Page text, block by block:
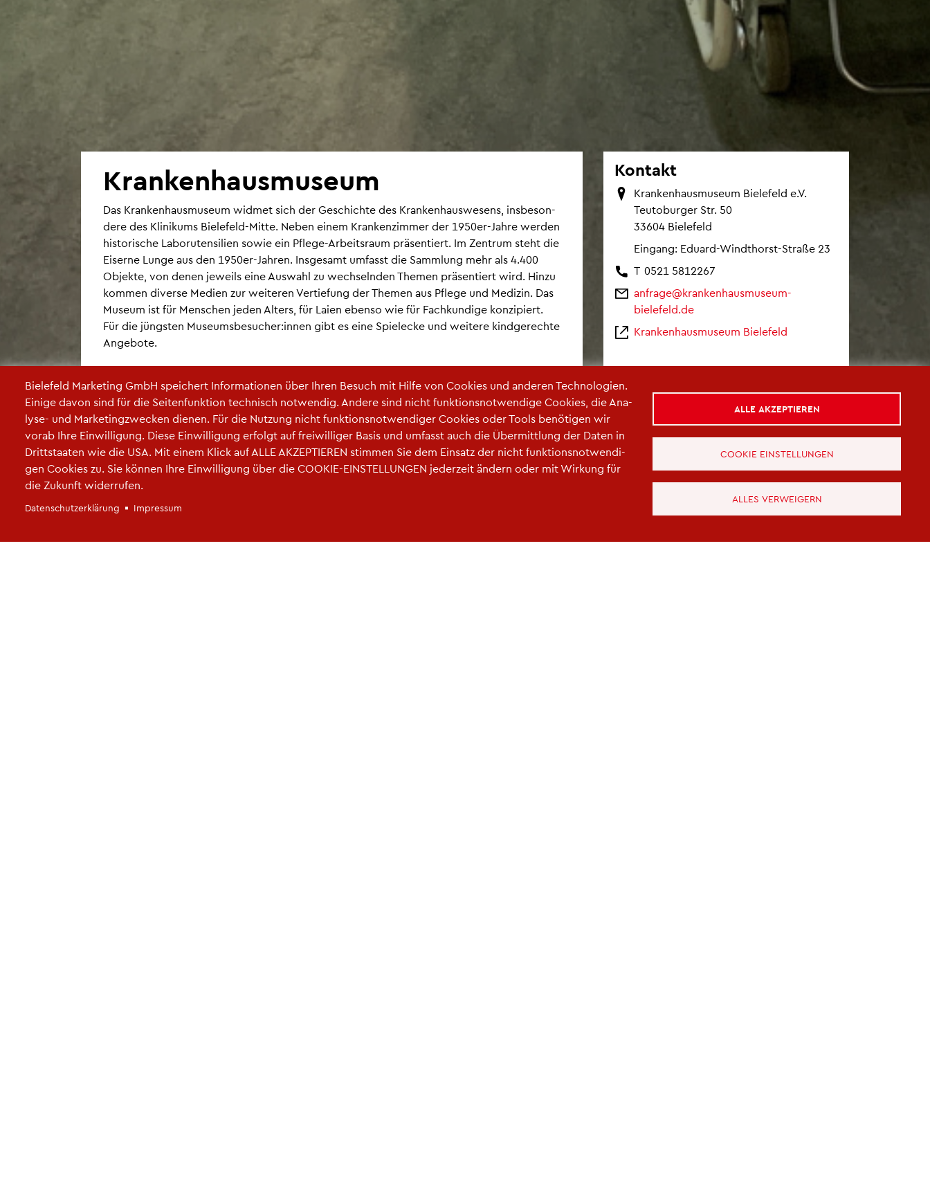
Kran­ken­haus­mu­se­um
Das Kran­ken­haus­mu­se­um wid­met sich der Ge­schich­te des Kran­ken­haus­we­sens, ins­be­son­
de­re des Kli­ni­kums Bie­le­feld-Mitte. Neben einem Kran­ken­zim­mer der 1950er-Jahre wer­den
his­to­ri­sche La­bo­r­uten­si­li­en sowie ein Pfle­ge-Ar­beits­raum prä­sen­tiert. Im Zen­trum steht die
Ei­ser­ne Lunge aus den 1950er-Jah­ren. Ins­ge­samt um­fasst die Samm­lung mehr als 4.400
Ob­jek­te, von denen je­weils eine Aus­wahl zu wech­seln­den The­men prä­sen­tiert wird. Hinzu
kom­men di­ver­se Me­di­en zur wei­te­ren Ver­tie­fung der The­men aus Pfle­ge und Me­di­zin. Das
Mu­se­um ist für Men­schen jeden Al­ters, für Laien eben­so wie für Fach­kun­di­ge kon­zi­piert.
Für die jüngs­ten Mu­se­ums­be­su­cher:innen gibt es eine Spiel­ecke und wei­te­re kind­ge­rech­te
An­ge­bo­te.
Kon­takt
Kran­ken­haus­mu­se­um Bie­le­feld e.V.
Teu­to­bur­ger Str. 50
33604 Bie­le­feld
Ein­gang: Edu­ard-Windthorst-Stra­ße 23
T 0521 5812267
an­fra­ge@​kra​nken​haus​muse​um-​
bielefeld.​de
Kran­ken­haus­mu­se­um Bie­le­feld
Bie­le­feld Mar­ke­ting GmbH spei­chert In­for­ma­tio­nen über Ihren Be­such mit Hilfe von Coo­kies und an­de­ren Tech­no­lo­gi­en.
Ei­ni­ge davon sind für die Sei­ten­funk­ti­on tech­nisch not­wen­dig. An­de­re sind nicht funk­ti­ons­not­wen­di­ge Coo­kies, die Ana­
ly­se- und Mar­ke­ting­zwe­cken die­nen. Für die Nut­zung nicht funk­ti­ons­not­wen­di­ger Coo­kies oder Tools be­nö­ti­gen wir
vorab Ihre Ein­wil­li­gung. Diese Ein­wil­li­gung er­folgt auf frei­wil­li­ger Basis und um­fasst auch die Über­mitt­lung der Daten in
Dritt­staa­ten wie die USA. Mit einem Klick auf ALLE AK­ZEP­TIE­REN stim­men Sie dem Ein­satz der nicht funk­ti­ons­not­wen­di­
gen Coo­kies zu. Sie kön­nen Ihre Ein­wil­li­gung über die COO­KIE-EIN­STEL­LUN­GEN je­der­zeit än­dern oder mit Wir­kung für
die Zu­kunft wi­der­ru­fen.
Da­ten­schut­z­er­klä­rung Im­pres­sum
COOKIE EINSTELLUNGEN
ALLES VERWEIGERN
ALLE AKZEPTIEREN